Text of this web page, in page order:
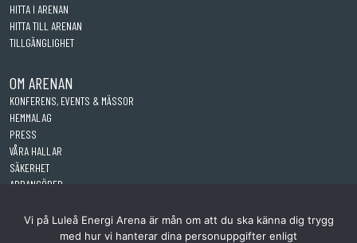
HITTA I ARENAN
HITTA TILL ARENAN
TILLGÄNGLIGHET
OM ARENAN
KONFERENS, EVENTS & MÄSSOR
HEMMALAG
PRESS
VÅRA HALLAR
SÄKERHET
ARRANGÖRER
Vi på Luleå Energi Arena är mån om att du ska känna dig trygg
med hur vi hanterar dina personuppgifter enligt